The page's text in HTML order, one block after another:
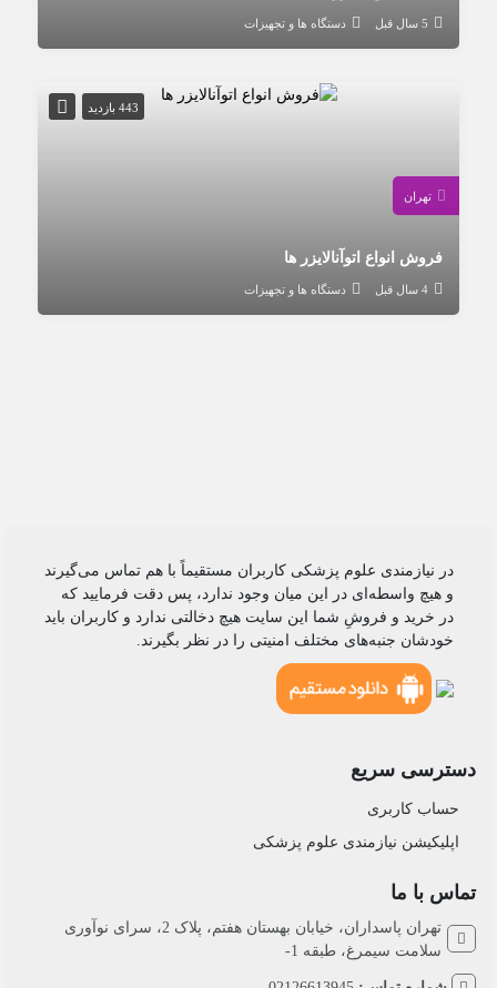
5 سال قبل دستگاه ها و تجهیزات
443 بازدید
تهران
فروش انواع اتوآنالایزر ها
4 سال قبل دستگاه ها و تجهیزات
در نیازمندی علوم پزشکی کاربران مستقیماً با هم تماس می‌گیرند
و هیچ واسطه‌ای در این میان وجود ندارد، پس دقت فرمایید که
در خرید و فروشِ شما این سایت هیچ دخالتی ندارد و کاربران باید
خودشان جنبه‌های مختلف امنیتی را در نظر بگیرند.
دسترسی سریع
حساب کاربری
اپلیکیشن نیازمندی علوم پزشکی
تماس با ما
تهران پاسداران، خیابان بهستان هفتم، پلاک 2، سرای نوآوری
سلامت سیمرغ، طبقه 1-